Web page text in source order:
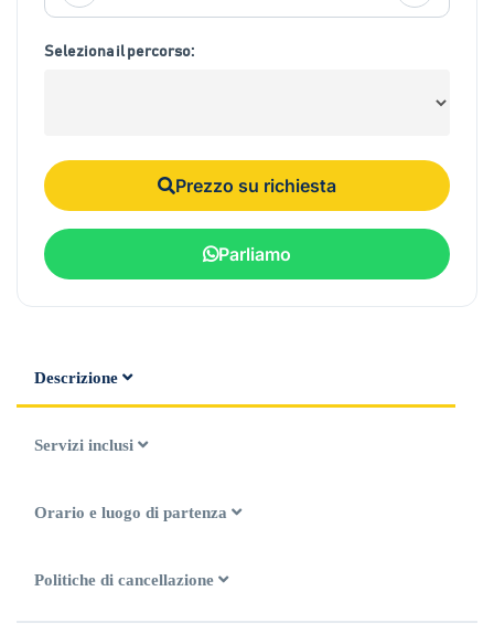
Seleziona il percorso:
Prezzo su richiesta
Parliamo
Descrizione
Servizi inclusi
Orario e luogo di partenza
Politiche di cancellazione